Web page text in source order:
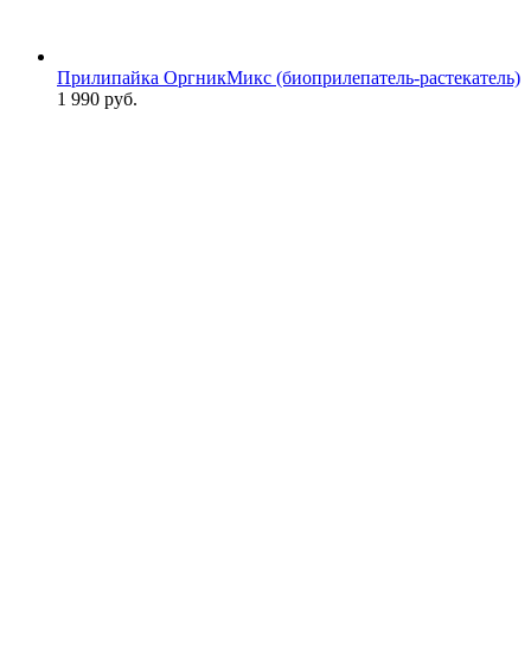
Прилипайка ОргникМикс (биоприлепатель-растекатель)
1 990 руб.